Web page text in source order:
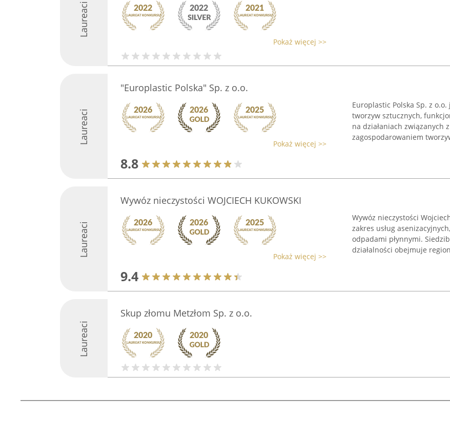
Laureaci
Pokaż więcej >>
Laureaci
"Europlastic Polska" Sp. z o.o.
Pokaż więcej >>
8.8
Europlastic Polska Sp. z
tworzyw sztucznych,
na działaniach związanych
zagospodarowaniem
Laureaci
Wywóz nieczystości WOJCIECH KUKOWSKI
Pokaż więcej >>
9.4
Wywóz nieczystości
zakres usług
odpadami płynnymi.
działalności obejmuje
Laureaci
Skup złomu Metzłom Sp. z o.o.